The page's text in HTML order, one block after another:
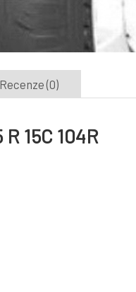
Recenze (0)
15C 104R